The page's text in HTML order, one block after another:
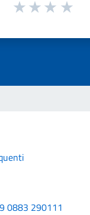
0883 290111